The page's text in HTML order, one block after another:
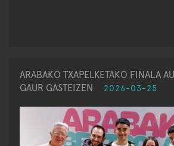
ARABAKO TXAPELKETAKO FINALA
GAUR GASTEIZEN
2026-03-25